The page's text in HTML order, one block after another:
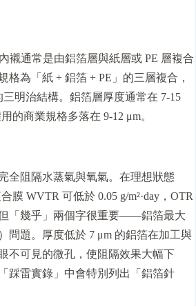
襯通常是由鋁箔層與紙層或 PE 層複合
格為「紙 + 鋁箔 + PE」的三層複合，
三明治結構。鋁箔層厚度通常在 7-15
的商業規格多落在 9-12 μm。
全阻隔水蒸氣與氧氣。在理想狀態
膜 WVTR 可低於 0.05 g/m²·day，OTR
「幾乎」兩個字很重要——鋁箔最大
問題。厚度低於 7 μm 的鋁箔在加工與
不可見的微孔，使阻隔效果大幅下
踩雷實錄」中會特別列出「鋁箔針